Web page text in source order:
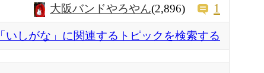
大阪バンドやろやん(2,896) 1
「いしがな」に関連するトピックを検索する